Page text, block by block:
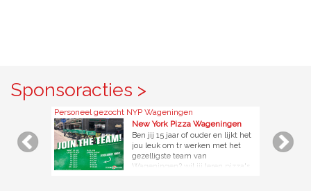
Sponsoracties >
Personeel gezocht NYP Wageningen
New York Pizza Wageningen
Ben jij 15 jaar of ouder en lijkt het
jou leuk om tr werken met het
gezelligste team van
Wageningen? wil jij leren pizza's